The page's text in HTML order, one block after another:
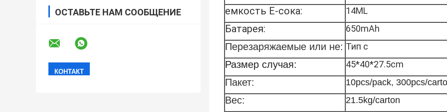
ОСТАВЬТЕ НАМ СООБЩЕНИЕ емкость E-сока: 14ML
Батарея: 650mAh
Перезаряжаемые или не: Тип c
Размер случая: 45*40*27.5cm
Пакет: 10pcs/pack, 300pcs/
Вес: 21.5kg/carton